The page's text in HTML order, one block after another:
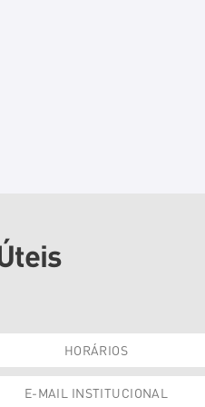
HORÁRIOS
E-MAIL INSTITUCIONAL